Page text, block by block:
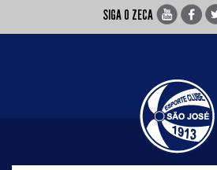
SIGA O ZECA